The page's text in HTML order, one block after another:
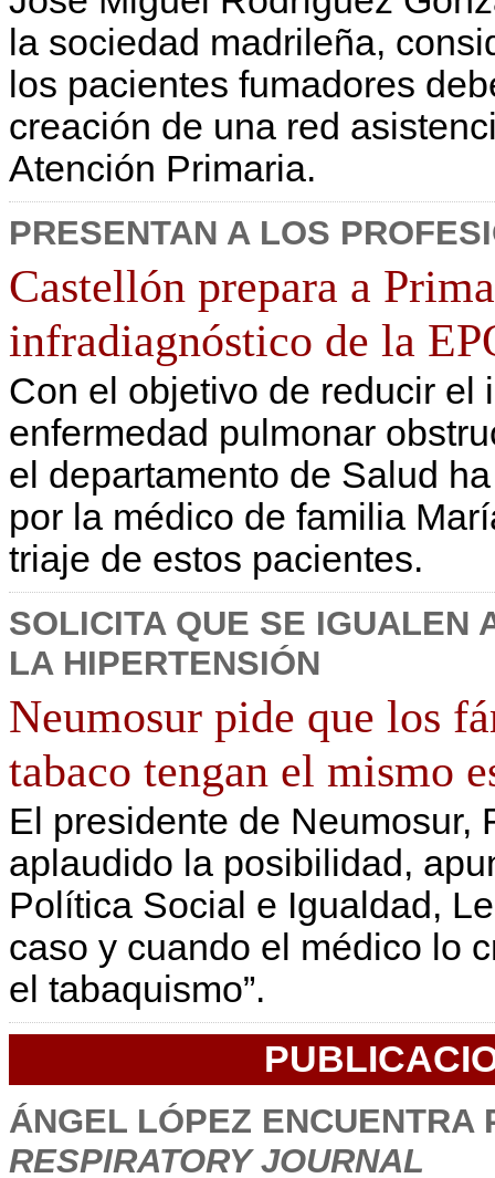
la sociedad madrileña,
los pacientes fumadores
creación de una red
Atención Primaria.
PRESENTAN A LOS
Castellón prepara a
infradiagnóstico de la
Con el objetivo de reducir el
enfermedad pulmonar
el departamento de Salud
por la médico de familia
triaje de estos pacientes.
SOLICITA QUE SE IGUALEN
LA HIPERTENSIÓN
Neumosur pide que los
tabaco tengan el mismo
El presidente de Neumosur,
aplaudido la posibilidad,
Política Social e Igualdad,
caso y cuando el médico lo
el tabaquismo”.
ÁNGEL LÓPEZ ENCUENTRA
RESPIRATORY JOURNAL